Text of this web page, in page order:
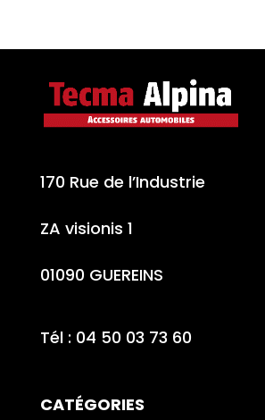
170 Rue de l’Industrie
ZA visionis 1
01090 GUEREINS
Tél : 04 50 03 73 60
CATÉGORIES